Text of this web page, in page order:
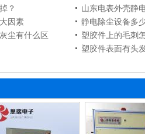
？
山东电表外壳静
因素
静电除尘设备多
尘有什么区
塑胶件上的毛刺
塑胶件表面有头